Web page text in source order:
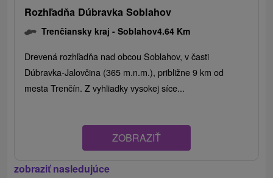
Rozhľadňa Dúbravka Soblahov
Trenčiansky kraj -Soblahov4.64 Km
Drevená rozhľadňa nad obcou Soblahov, v časti
Dúbravka-Jalovčina (365 m.n.m.), približne 9 km od
mesta Trenčín. Z vyhliadky vysokej síce...
ZOBRAZIŤ
zobraziť nasledujúce